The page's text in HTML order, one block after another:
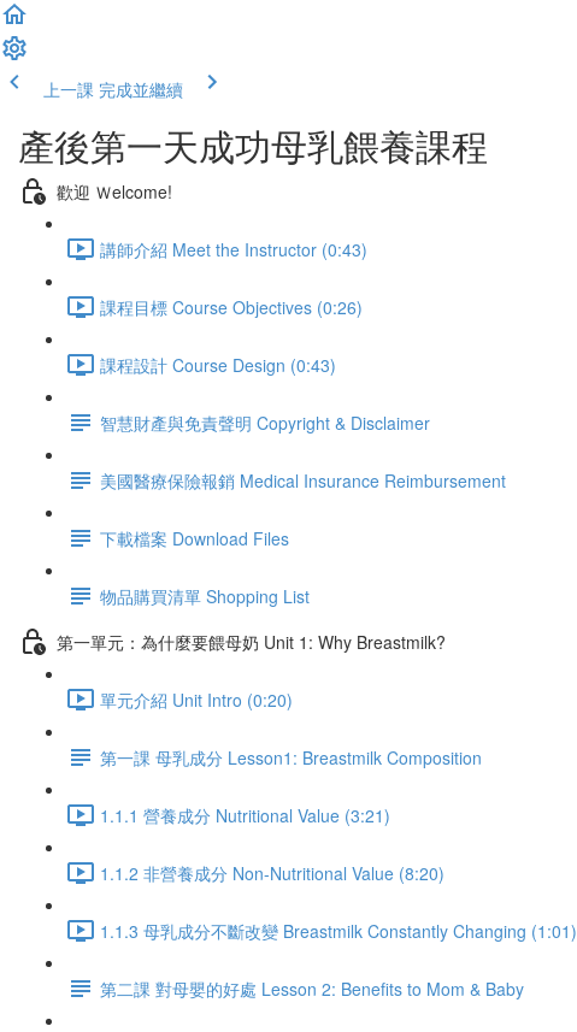
上一課 完成並繼續
產後第一天成功母乳餵養課程
歡迎 Ｗelcome!
講師介紹 Meet the Instructor (0:43)
課程目標 Course Objectives (0:26)
課程設計 Course Design (0:43)
智慧財產與免責聲明 Copyright & Disclaimer
美國醫療保險報銷 Medical Insurance Reimbursement
下載檔案 Download Files
物品購買清單 Shopping List
第一單元：為什麼要餵母奶 Unit 1: Why Breastmilk?
單元介紹 Unit Intro (0:20)
第一課 母乳成分 Lesson1: Breastmilk Composition
1.1.1 營養成分 Nutritional Value (3:21)
1.1.2 非營養成分 Non-Nutritional Value (8:20)
1.1.3 母乳成分不斷改變 Breastmilk Constantly Changing (1:01)
第二課 對母嬰的好處 Lesson 2: Benefits to Mom & Baby